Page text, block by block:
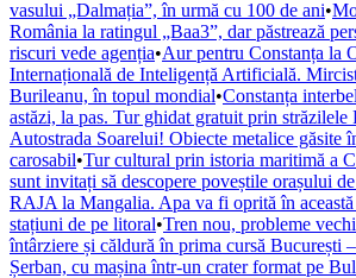
vasului „Dalmația”, în urmă cu 100 de ani•
România la ratingul „Baa3”, dar păstrează
riscuri vede agenția•Aur pentru Constanța la
Internațională de Inteligență Artificială.
Burileanu, în topul mondial•Constanța
astăzi, la pas. Tur ghidat gratuit prin străzilele
Autostrada Soarelui! Obiecte metalice găsite
carosabil•Tur cultural prin istoria maritimă a
sunt invitați să descopere poveștile orașului
RAJA la Mangalia. Apa va fi oprită în
stațiuni de pe litoral•Tren nou, probleme
întârziere și căldură în prima cursă București
Șerban, cu mașina într-un crater format pe